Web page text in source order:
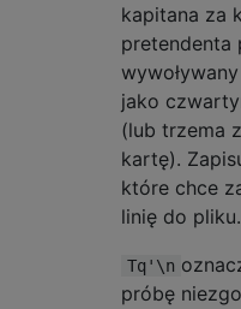
kapitana za
pretendenta
jako
(lub trzema
kartę).
które chce
linię do pliku.
Tq'\n
próbę